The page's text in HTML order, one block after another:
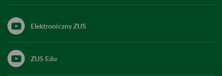
Elektroniczny ZUS
ZUS Edu